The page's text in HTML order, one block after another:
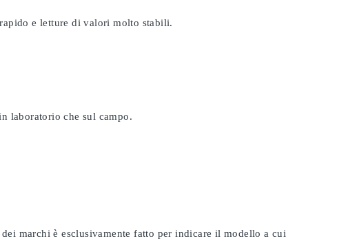
e letture di valori molto stabili.
laboratorio che sul campo.
marchi è esclusivamente fatto per indicare il modello a cui